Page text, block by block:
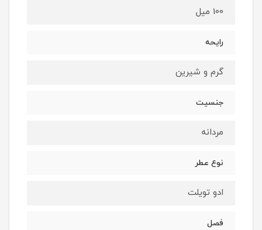
100 میل
رایحه
گرم و شیرین
جنسیت
مردانه
نوع عطر
ادو تویلت
فصل